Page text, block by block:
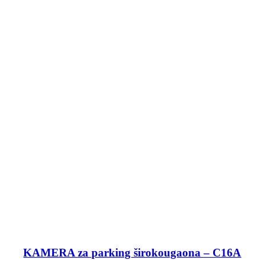
KAMERA za parking širokougaona – C16A